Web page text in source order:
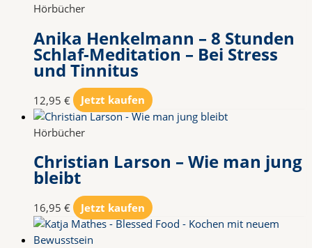
Hörbücher
Anika Henkelmann – 8 Stunden
Schlaf-Meditation – Bei Stress
und Tinnitus
12,95 € Jetzt kaufen
Hörbücher
Christian Larson – Wie man jung
bleibt
16,95 € Jetzt kaufen